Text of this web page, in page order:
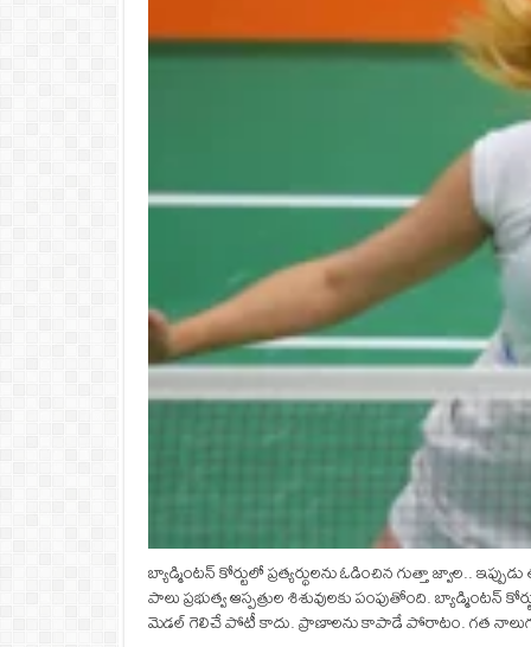
బ్యాడ్మింటన్ కోర్టులో ప్రత్యర్థులను ఓడించిన గుత్తా జ్వాల..
పాలు ప్రభుత్వ ఆస్పత్రుల శిశువులకు పంపుతోంది.
మెడల్ గెలిచే పోటీ కాదు. ప్రాణాలను కాపాడే పోరాటం. గత